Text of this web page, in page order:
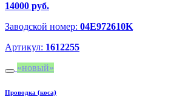
14000 руб.
Заводской номер: 04E972610K
Артикул: 1612255
новый
Проводка (коса)